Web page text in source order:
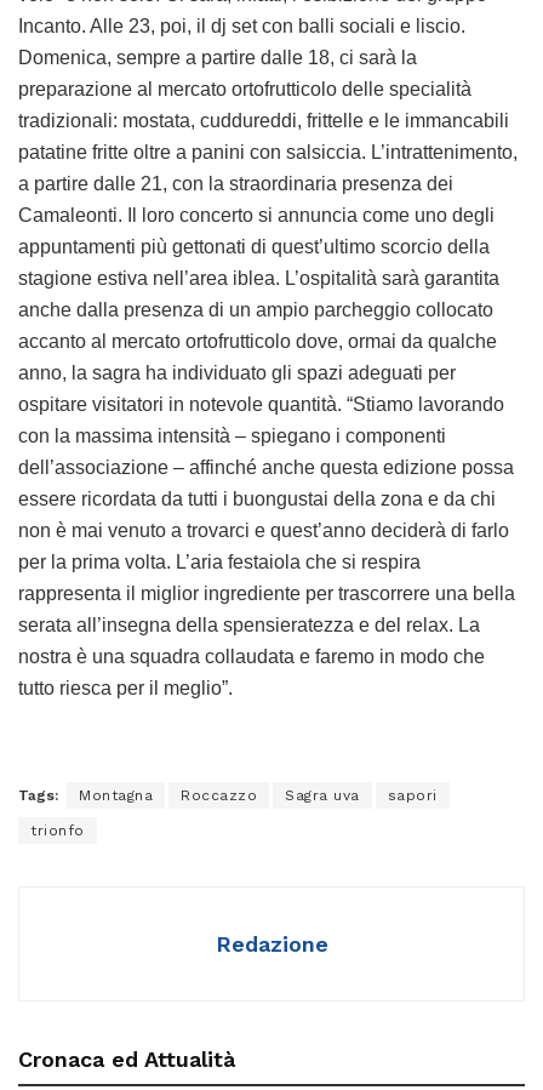
Incanto. Alle 23, poi, il dj set con balli sociali e liscio.
Domenica, sempre a partire dalle 18, ci sarà la
preparazione al mercato ortofrutticolo delle specialità
tradizionali: mostata, cuddureddi, frittelle e le immancabili
patatine fritte oltre a panini con salsiccia. L’intrattenimento,
a partire dalle 21, con la straordinaria presenza dei
Camaleonti. Il loro concerto si annuncia come uno degli
appuntamenti più gettonati di quest’ultimo scorcio della
stagione estiva nell’area iblea. L’ospitalità sarà garantita
anche dalla presenza di un ampio parcheggio collocato
accanto al mercato ortofrutticolo dove, ormai da qualche
anno, la sagra ha individuato gli spazi adeguati per
ospitare visitatori in notevole quantità. “Stiamo lavorando
con la massima intensità – spiegano i componenti
dell’associazione – affinché anche questa edizione possa
essere ricordata da tutti i buongustai della zona e da chi
non è mai venuto a trovarci e quest’anno deciderà di farlo
per la prima volta. L’aria festaiola che si respira
rappresenta il miglior ingrediente per trascorrere una bella
serata all’insegna della spensieratezza e del relax. La
nostra è una squadra collaudata e faremo in modo che
tutto riesca per il meglio”.
Tags: Montagna Roccazzo Sagra uva sapori
trionfo
Redazione
Cronaca ed Attualità